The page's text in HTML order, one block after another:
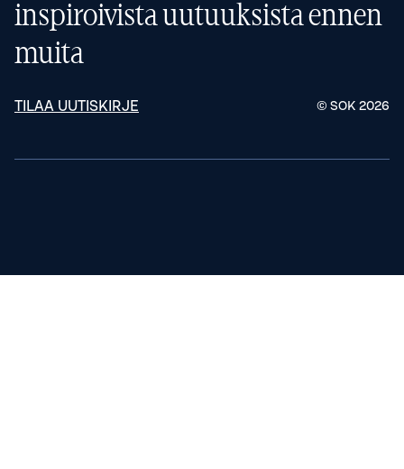
inspiroivista uutuuksista ennen
muita
TILAA UUTISKIRJE © SOK 2026